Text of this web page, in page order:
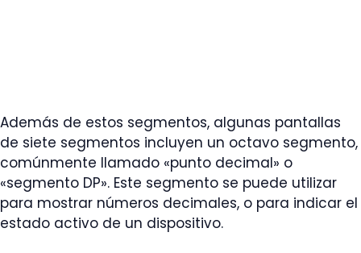
Además de estos segmentos, algunas pantallas
de siete segmentos incluyen un octavo segmento,
comúnmente llamado «punto decimal» o
«segmento DP». Este segmento se puede utilizar
para mostrar números decimales, o para indicar el
estado activo de un dispositivo.